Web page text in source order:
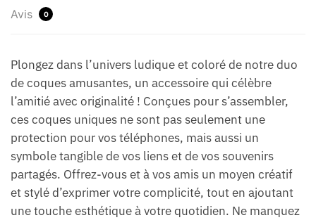
Avis 0
Plongez dans l’univers ludique et coloré de notre duo
de coques amusantes, un accessoire qui célèbre
l’amitié avec originalité ! Conçues pour s’assembler,
ces coques uniques ne sont pas seulement une
protection pour vos téléphones, mais aussi un
symbole tangible de vos liens et de vos souvenirs
partagés. Offrez-vous et à vos amis un moyen créatif
et stylé d’exprimer votre complicité, tout en ajoutant
une touche esthétique à votre quotidien. Ne manquez